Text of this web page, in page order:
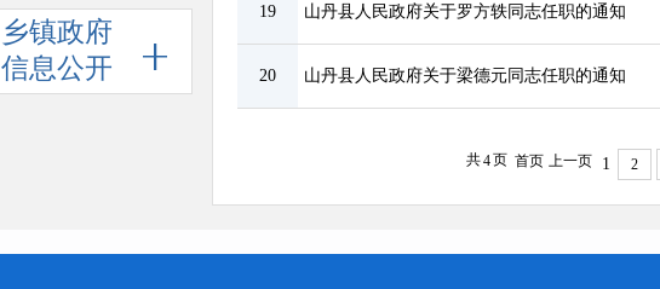
乡镇政府
信息公开
19 山丹县人民政府关于罗方轶同志任职的通知
20 山丹县人民政府关于梁德元同志任职的通知
共4页 首页 上一页 1 2